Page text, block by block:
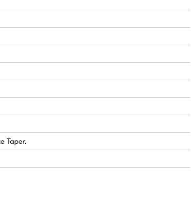
Taper.